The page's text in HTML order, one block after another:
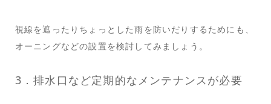
視線を遮ったりちょっとした雨を防いだりするためにも、
オーニングなどの設置を検討してみましょう。
3．排水口など定期的なメンテナンスが必要